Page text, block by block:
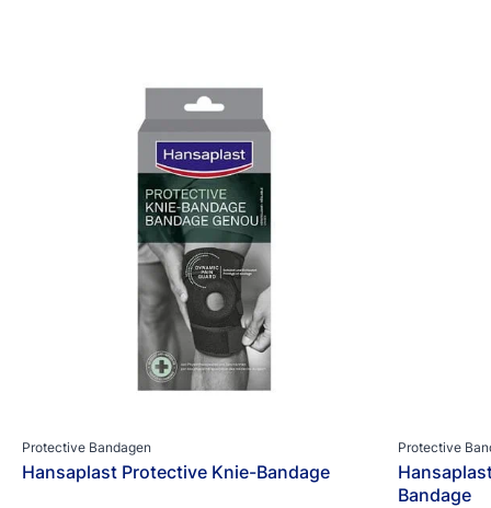
Protective Bandagen
Hansaplast Protective Knie-Bandage
Protective
Bandage